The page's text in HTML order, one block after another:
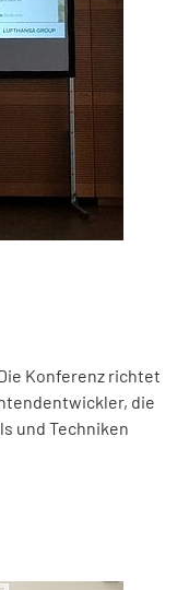
Konferenz richtet
die
und Techniken